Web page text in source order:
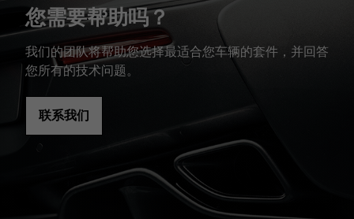
您需要帮助吗？
我们的团队将帮助您选择最适合您车辆的套件，并回答
您所有的技术问题。
联系我们